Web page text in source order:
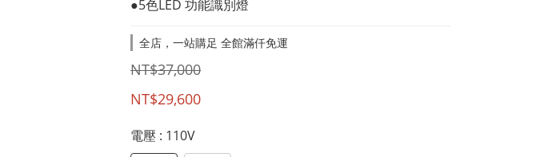
●5色LED 功能識別燈
全店，一站購足 全館滿仟免運
NT$37,000
NT$29,600
電壓 : 110V